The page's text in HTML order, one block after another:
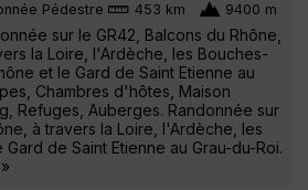
Pédestre 453 km 9400 m
sur le GR42, Balcons du Rhône,
la Loire, l'Ardèche, les Bouches-
et le Gard de Saint Etienne au
Chambres d'hôtes, Maison
Refuges, Auberges. Randonnée sur
à travers la Loire, l'Ardèche, les
de Saint Etienne au Grau-du-Roi.